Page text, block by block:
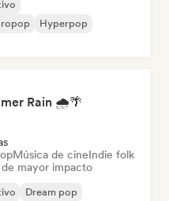
Hyperpop
Rain 🌧️🌴
Música de cineIndie folk
de mayor impacto
Dream pop